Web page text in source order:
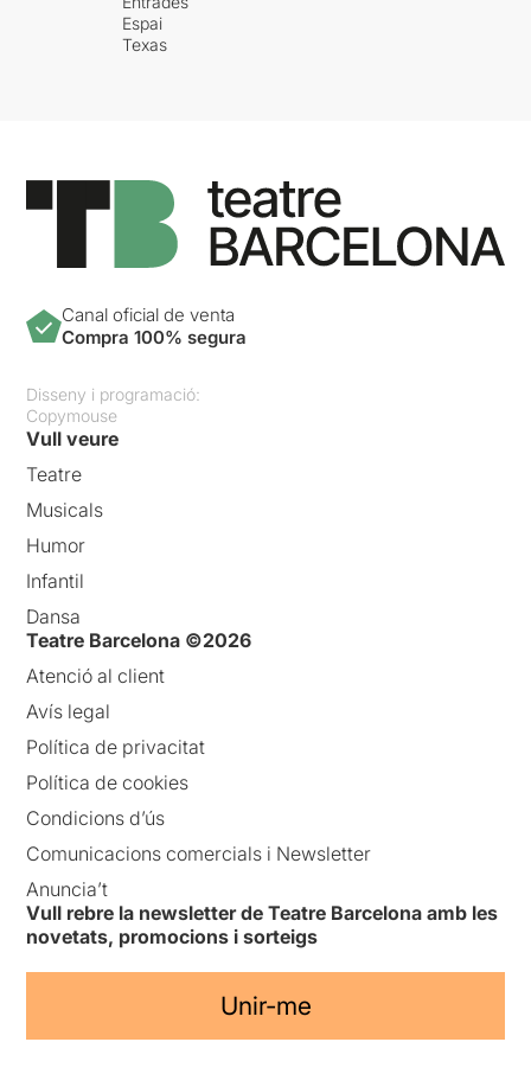
Espai
Texas
Canal oficial de venta
Compra 100% segura
Disseny i programació:
Copymouse
Vull veure
Teatre
Musicals
Humor
Infantil
Dansa
Teatre Barcelona ©2026
Atenció al client
Avís legal
Política de privacitat
Política de cookies
Condicions d’ús
Comunicacions comercials i Newsletter
Anuncia’t
Vull rebre la newsletter de Teatre Barcelona amb les
novetats, promocions i sorteigs
Unir-me